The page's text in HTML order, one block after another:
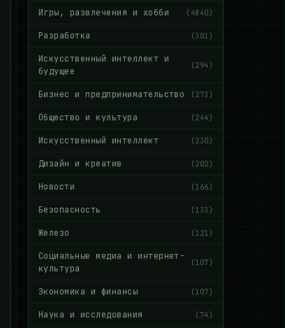
Игры, развлечения и хобби (4840)
Разработка (301)
Искусственный интеллект и
будущее
(294)
Бизнес и предпринимательство (273)
Общество и культура (244)
Искусственный интеллект (230)
Дизайн и креатив (202)
Новости (166)
Безопасность (133)
Железо (121)
Социальные медиа и интернет-
культура
(107)
Экономика и финансы (107)
Наука и исследования (74)